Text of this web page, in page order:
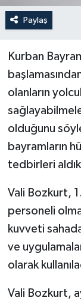
Paylaş
Kurban
olanların
olduğunu
bayramların
tedbirleri
Vali Bozkurt,
personeli
kuvveti
ve
olarak
Vali Bozkurt,